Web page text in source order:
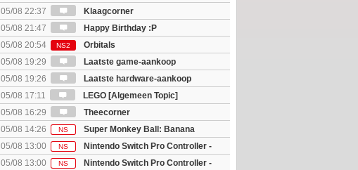
elkaar.
05/08 22:37
Klaagcorner
05/08 21:47
Happy Birthday :P
05/08 20:54
NS2
Orbitals
05/08 19:29
Laatste game-aankoop
05/08 19:26
Laatste hardware-aankoop
05/08 17:11
LEGO [Algemeen Topic]
05/08 16:29
Theecorner
05/08 14:26
NS
Super Monkey Ball: Banana
Rumble
05/08 13:00 NS
Nintendo Switch Pro Controller -
Splatoon 3 Edition
05/08 13:00 NS
Nintendo Switch Pro Controller -